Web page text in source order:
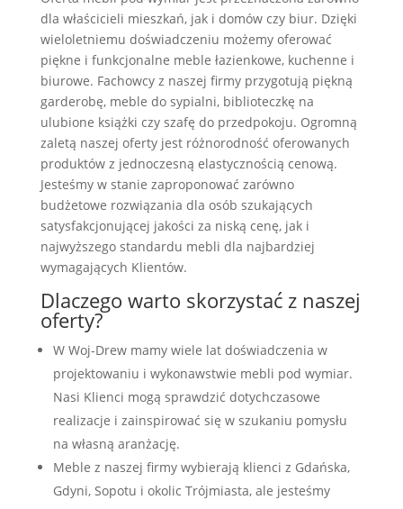
dla właścicieli mieszkań, jak i domów czy biur. Dzięki
wieloletniemu doświadczeniu możemy oferować
piękne i funkcjonalne meble łazienkowe, kuchenne i
biurowe. Fachowcy z naszej firmy przygotują piękną
garderobę, meble do sypialni, biblioteczkę na
ulubione książki czy szafę do przedpokoju. Ogromną
zaletą naszej oferty jest różnorodność oferowanych
produktów z jednoczesną elastycznością cenową.
Jesteśmy w stanie zaproponować zarówno
budżetowe rozwiązania dla osób szukających
satysfakcjonującej jakości za niską cenę, jak i
najwyższego standardu mebli dla najbardziej
wymagających Klientów.
Dlaczego warto skorzystać z naszej
oferty?
W Woj-Drew mamy wiele lat doświadczenia w
projektowaniu i wykonawstwie mebli pod wymiar.
Nasi Klienci mogą sprawdzić dotychczasowe
realizacje i zainspirować się w szukaniu pomysłu
na własną aranżację.
Meble z naszej firmy wybierają klienci z Gdańska,
Gdyni, Sopotu i okolic Trójmiasta, ale jesteśmy